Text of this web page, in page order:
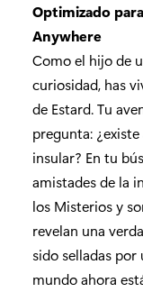
Optimizado
Anywhere
Como el hijo de
curiosidad, has
de Estard. Tu
pregunta:
insular? En tu
amistades de la
los Misterios y
revelan una
sido selladas por
mundo ahora